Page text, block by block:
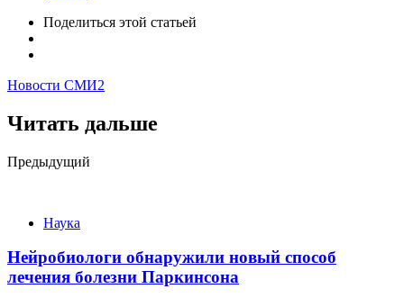
Поделиться этой статьей
Новости СМИ2
Читать дальше
Post
Предыдущий
Наука
Нейробиологи обнаружили новый способ
лечения болезни Паркинсона